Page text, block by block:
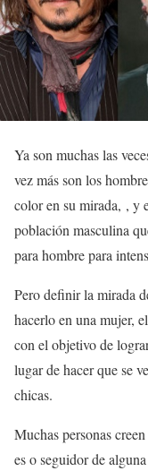
Ya son muchas las
vez más son los
color en su mirada, , y
población masculina
para hombre para
Pero definir la mirada
hacerlo en una mujer,
con el objetivo de
lugar de hacer que se
chicas.
Muchas personas
es o seguidor de